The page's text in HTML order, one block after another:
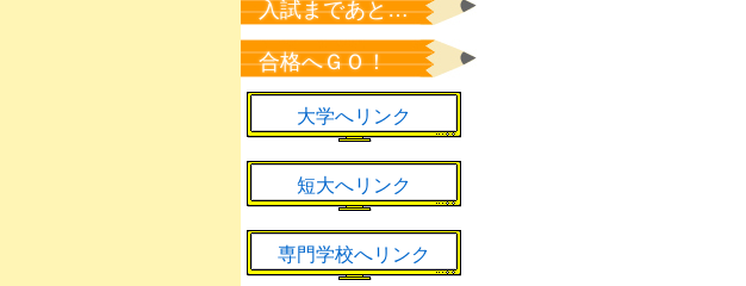
新緑の候、来年の桜の
ために
2026年5月1日
入試まであと…
合格へＧＯ！
大学へリンク
短大へリンク
専門学校へリンク